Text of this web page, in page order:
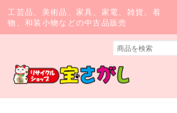
工芸品、美術品、家具、家電、雑貨、着
物、和装小物などの中古品販売